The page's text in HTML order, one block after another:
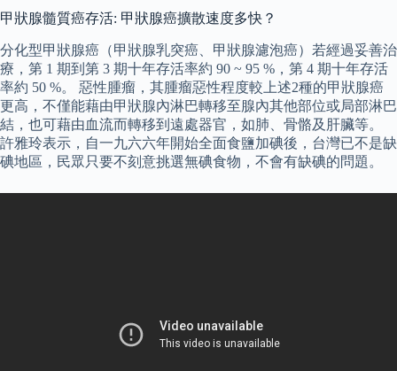
甲狀腺髓質癌存活: 甲狀腺癌擴散速度多快？
分化型甲狀腺癌（甲狀腺乳突癌、甲狀腺濾泡癌）若經過妥善治
療，第 1 期到第 3 期十年存活率約 90 ~ 95 %，第 4 期十年存活
率約 50 %。 惡性腫瘤，其腫瘤惡性程度較上述2種的甲狀腺癌
更高，不僅能藉由甲狀腺內淋巴轉移至腺內其他部位或局部淋巴
結，也可藉由血流而轉移到遠處器官，如肺、骨骼及肝臟等。
許雅玲表示，自一九六六年開始全面食鹽加碘後，台灣已不是缺
碘地區，民眾只要不刻意挑選無碘食物，不會有缺碘的問題。